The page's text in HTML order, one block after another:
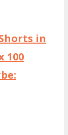
in
100